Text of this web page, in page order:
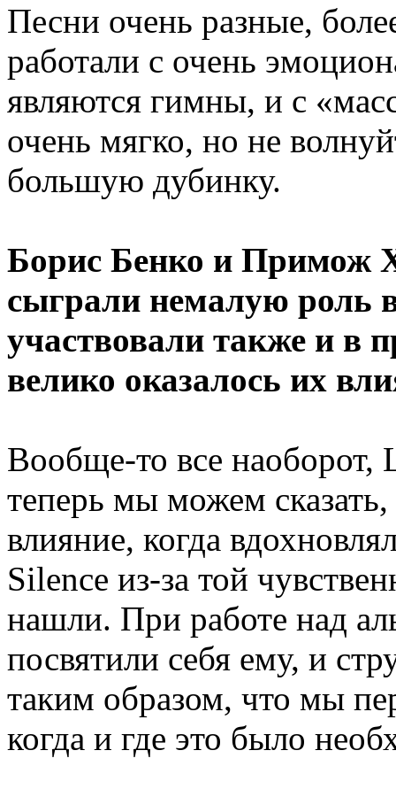
Песни очень разные,
работали с очень
являются гимны, и с
очень мягко, но не
большую дубинку.
Борис Бенко и Примож
сыграли немалую роль
участвовали также и в
велико оказалось их
Вообще-то все наоборот,
теперь мы можем сказать,
влияние, когда
Silence из-за той
нашли. При работе над
посвятили себя ему, и
таким образом, что мы
когда и где это было